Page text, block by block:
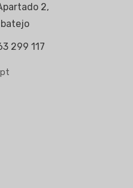
2,
299 117